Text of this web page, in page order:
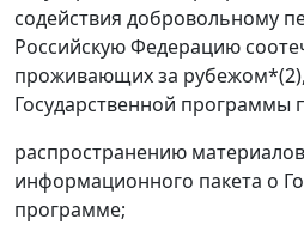
содействия добровольному
Российскую Федерацию
проживающих за
Государственной программы
распространению
информационного пакета о
программе;